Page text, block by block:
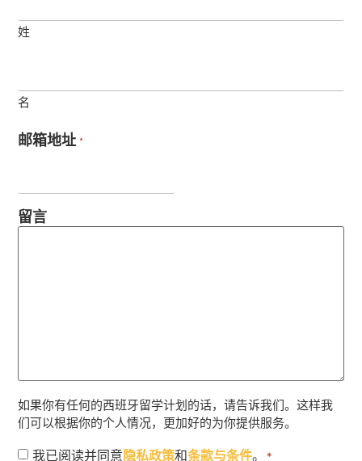
姓
名
邮箱地址 *
留言
如果你有任何的西班牙留学计划的话，请告诉我们。这样我
们可以根据你的个人情况，更加好的为你提供服务。
授 我已阅读并同意 隐私政策和条款与条件。 *